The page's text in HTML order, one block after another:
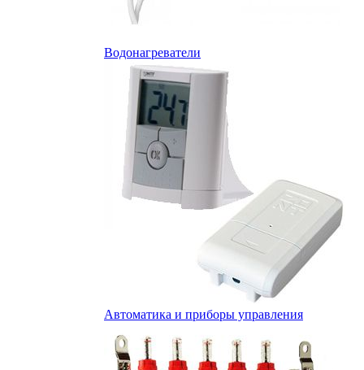
Водонагреватели
Автоматика и приборы управления